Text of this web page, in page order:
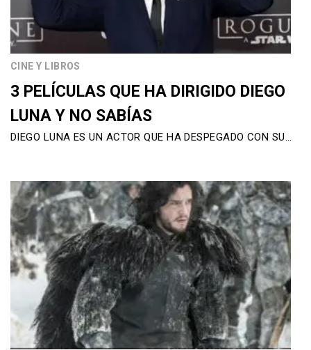
CINE Y LIBROS
3 PELÍCULAS QUE HA DIRIGIDO DIEGO
LUNA Y NO SABÍAS
DIEGO LUNA ES UN ACTOR QUE HA DESPEGADO CON SU…